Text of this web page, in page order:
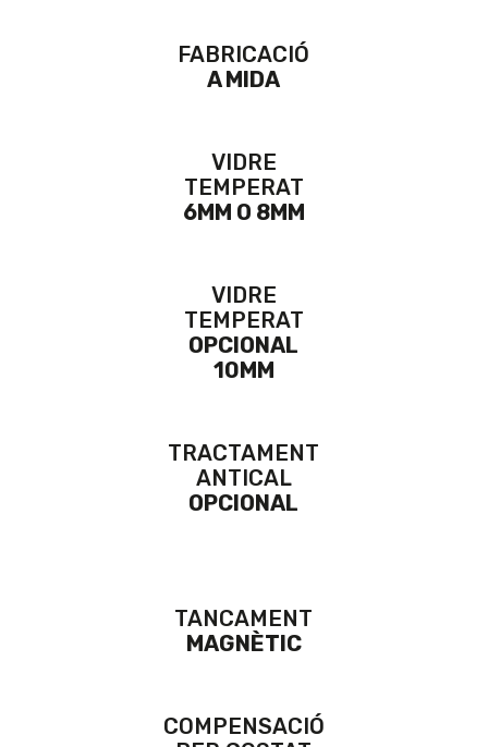
FABRICACIÓ
A MIDA
VIDRE
TEMPERAT
6MM O 8MM
VIDRE
TEMPERAT
OPCIONAL
10MM
TRACTAMENT
ANTICAL
OPCIONAL
TANCAMENT
MAGNÈTIC
COMPENSACIÓ